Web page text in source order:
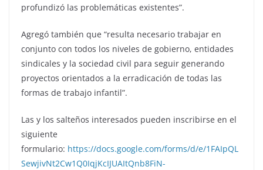
profundizó las problemáticas existentes”.
Agregó también que “resulta necesario trabajar en
conjunto con todos los niveles de gobierno, entidades
sindicales y la sociedad civil para seguir generando
proyectos orientados a la erradicación de todas las
formas de trabajo infantil”.
Las y los salteños interesados pueden inscribirse en el
siguiente
formulario: https://docs.google.com/forms/d/e/1FAIpQL
SewjivNt2Cw1Q0IqjKcIJUAItQnb8FiN-